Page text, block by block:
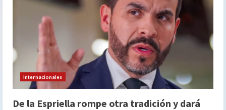
Internacionales
De la Espriella rompe otra tradición y dará